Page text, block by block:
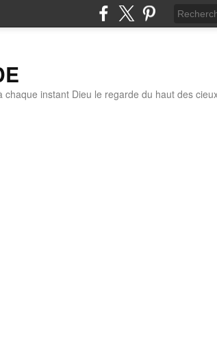
instant Dieu le regarde du haut des